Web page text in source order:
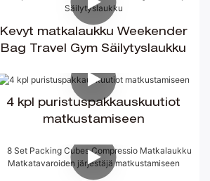
Kevyt matkalaukku Weekender
Bag Travel Gym Säilytyslaukku
4 kpl puristuspakkauskuutiot
matkustamiseen